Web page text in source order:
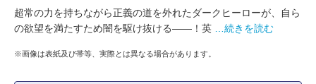
超常の力を持ちながら正義の道を外れたダークヒーローが、自ら
の欲望を満たすため闇を駆け抜ける――！英
…続きを読む
※画像は表紙及び帯等、実際とは異なる場合があります。